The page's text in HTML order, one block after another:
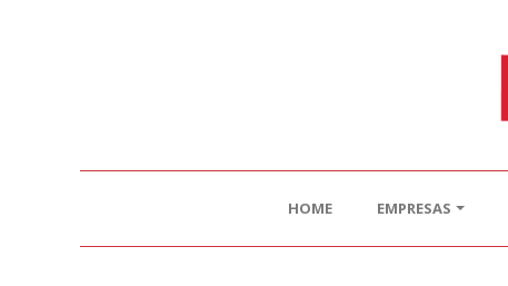
HOME EMPRESAS